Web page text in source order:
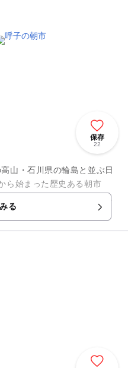
保存
22
山・石川県の輪島と並ぶ日
ら始まった歴史ある朝市
勢の人で賑わっています。
る